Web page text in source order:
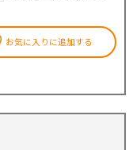
お気に入りに追加する